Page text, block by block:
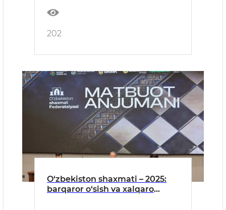
202
O‘zbekiston shaxmati – 2025:
barqaror o‘sish va xalqaro